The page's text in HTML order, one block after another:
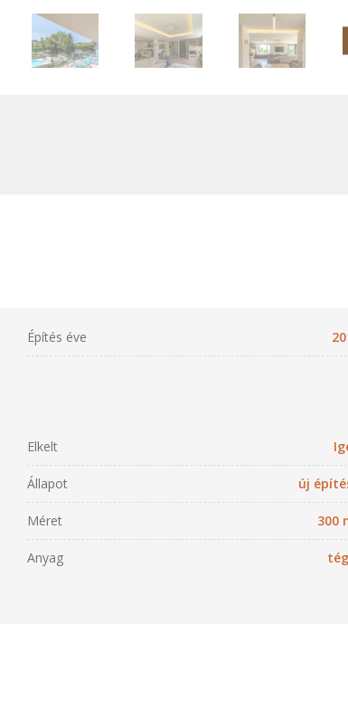
Építés éve
Elkelt
Állapot új
Méret 300
Anyag